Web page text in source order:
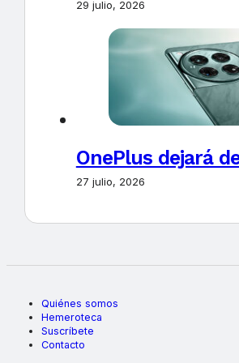
29 julio, 2026
OnePlus dejará
27 julio, 2026
Quiénes somos
Hemeroteca
Suscríbete
Contacto